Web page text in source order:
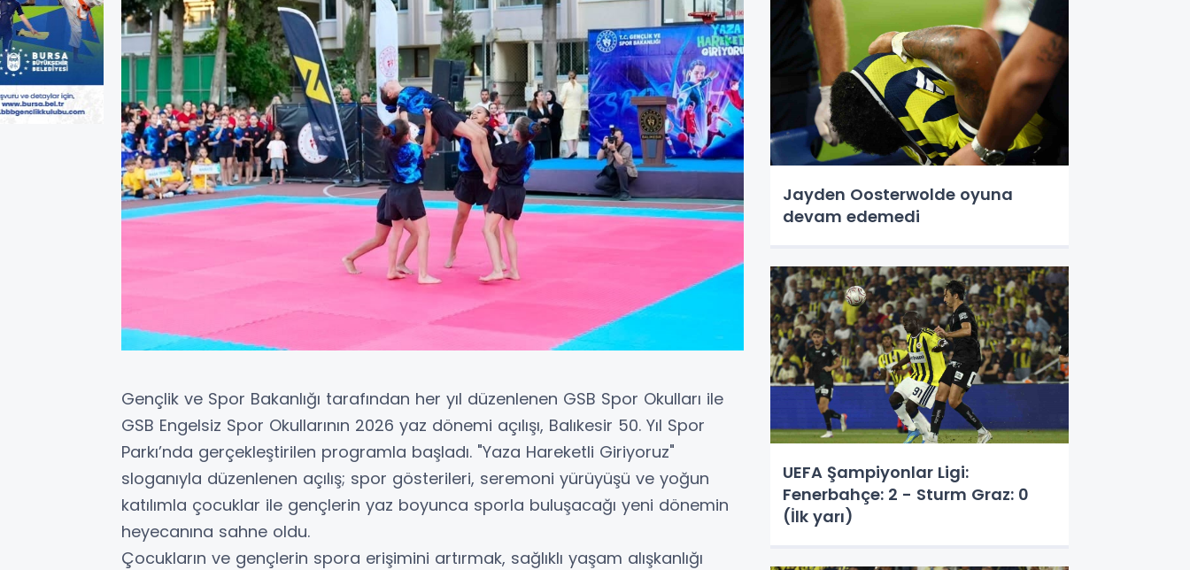
Gençlik ve Spor Bakanlığı tarafından her yıl düzenlenen GSB Spor Okulları ile
GSB Engelsiz Spor Okullarının 2026 yaz dönemi açılışı, Balıkesir 50. Yıl Spor
Parkı’nda gerçekleştirilen programla başladı. "Yaza Hareketli Giriyoruz"
sloganıyla düzenlenen açılış; spor gösterileri, seremoni yürüyüşü ve yoğun
katılımla çocuklar ile gençlerin yaz boyunca sporla buluşacağı yeni dönemin
heyecanına sahne oldu.
Çocukların ve gençlerin spora erişimini artırmak, sağlıklı yaşam alışkanlığı
Jayden Oosterwolde oyuna
devam edemedi
UEFA Şampiyonlar Ligi:
Fenerbahçe: 2 - Sturm Graz: 0
(İlk yarı)